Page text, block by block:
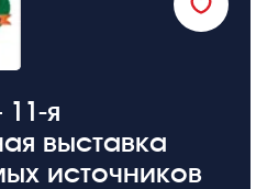
11-я
выставка
источников